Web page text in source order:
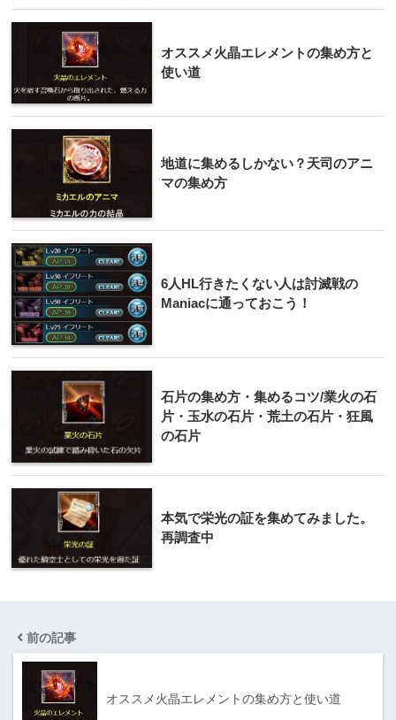
オススメ火晶エレメントの集め方と
使い道
地道に集めるしかない？天司のアニ
マの集め方
6人HL行きたくない人は討滅戦の
Maniacに通っておこう！
石片の集め方・集めるコツ/業火の石
片・玉水の石片・荒土の石片・狂風
の石片
本気で栄光の証を集めてみました。
再調査中
前の記事
オススメ火晶エレメントの集め方と使い道